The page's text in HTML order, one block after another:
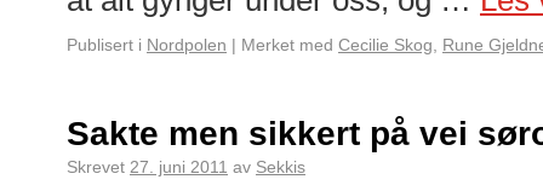
Publisert i Nordpolen | Merket med Cecilie Skog Rune
Sakte men sikkert på vei
Skrevet 27. juni 2011 av Sekkis